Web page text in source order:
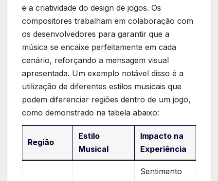
e ​a criatividade⁢ do design de ⁤jogos. Os
compositores trabalham em colaboração com
os desenvolvedores para ⁢garantir que⁣ a
música se encaixe perfeitamente ⁤em cada
cenário,⁢ reforçando a mensagem visual
apresentada. Um exemplo notável disso é ⁣a​
utilização de diferentes estilos musicais que
podem diferenciar regiões dentro de um ‍jogo,
como demonstrado na ⁢tabela abaixo:
Região
Estilo
Musical
Impacto na
Experiência
Sentimento